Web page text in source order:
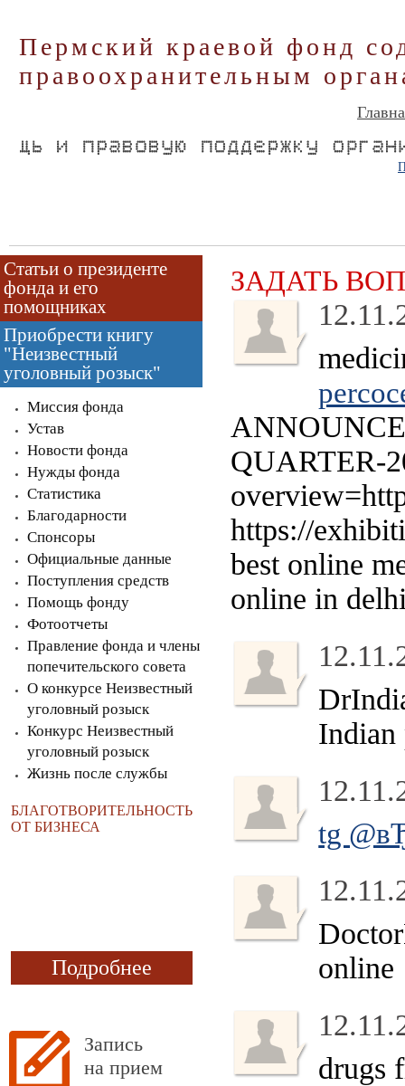
Пермский краевой фонд
правоохранительным
Статьи о президенте
фонда и его
помощниках
Приобрести книгу
"Неизвестный
уголовный розыск"
Миссия фонда
Устав
Новости фонда
Нужды фонда
Статистика
Благодарности
Спонсоры
Официальные данные
Поступления средств
Помощь фонду
Фотоотчеты
Правление фонда и члены
попечительского совета
О конкурсе Неизвестный
уголовный розыск
Конкурс Неизвестный
уголовный розыск
Жизнь после службы
БЛАГОТВОРИТЕЛЬНОСТЬ
ОТ БИЗНЕСА
Подробнее
Запись
на прием
ЗАДАТЬ
QUARTER-
https://
best online
online in
Indian
tg
online
drugs